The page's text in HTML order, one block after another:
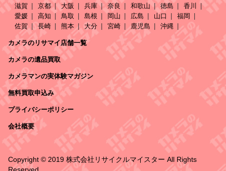
滋賀
京都 大阪 兵庫 奈良 和歌山 徳島
香川
愛媛
高知 鳥取 島根 岡山 広島 山口
福岡
佐賀
長崎 熊本 大分 宮崎 鹿児島 沖縄
カメラのリサマイ店舗一覧
カメラの遺品買取
カメラマンの実体験マガジン
無料買取申込み
プライバシーポリシー
会社概要
Copyright © 2019 株式会社リサイクルマイスター All Rights